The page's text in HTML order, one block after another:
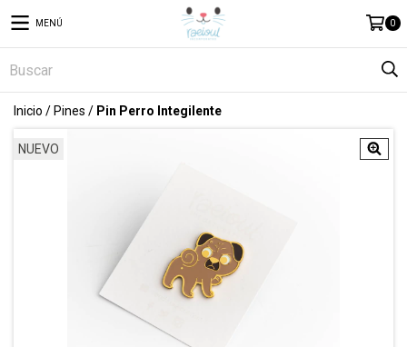
MENÚ 0
Inicio / Pines / Pin Perro Integilente
NUEVO